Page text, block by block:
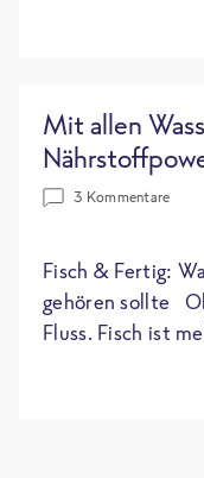
Mit allen
3 Kommentare
Fisch & Fertig:
gehören sollte
Fluss. Fisch ist